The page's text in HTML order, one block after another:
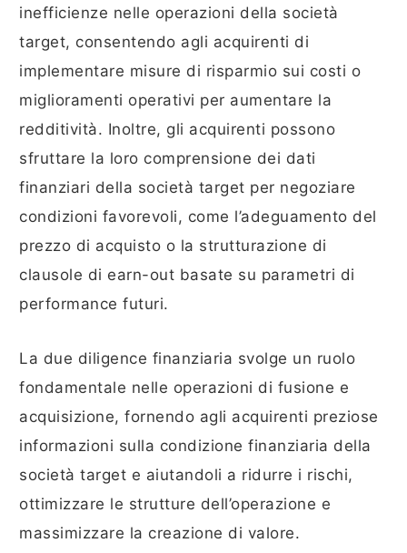
inefficienze nelle operazioni della società
target, consentendo agli acquirenti di
implementare misure di risparmio sui costi o
miglioramenti operativi per aumentare la
redditività. Inoltre, gli acquirenti possono
sfruttare la loro comprensione dei dati
finanziari della società target per negoziare
condizioni favorevoli, come l’adeguamento del
prezzo di acquisto o la strutturazione di
clausole di earn-out basate su parametri di
performance futuri.
La due diligence finanziaria svolge un ruolo
fondamentale nelle operazioni di fusione e
acquisizione, fornendo agli acquirenti preziose
informazioni sulla condizione finanziaria della
società target e aiutandoli a ridurre i rischi,
ottimizzare le strutture dell’operazione e
massimizzare la creazione di valore.